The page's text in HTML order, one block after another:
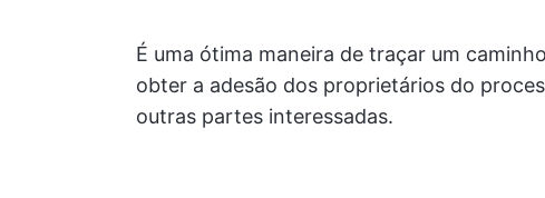
É uma ótima maneira de traçar um
obter a adesão dos proprietários do
outras partes interessadas.